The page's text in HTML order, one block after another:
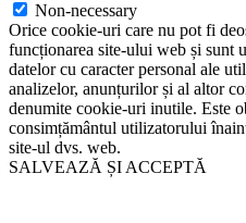
Non-necessary
Orice cookie-uri care nu pot fi
funcționarea site-ului web și sunt
datelor cu caracter personal ale
analizelor, anunțurilor și al altor
denumite cookie-uri inutile. Este
consimțământul utilizatorului
site-ul dvs. web.
SALVEAZĂ ȘI ACCEPTĂ